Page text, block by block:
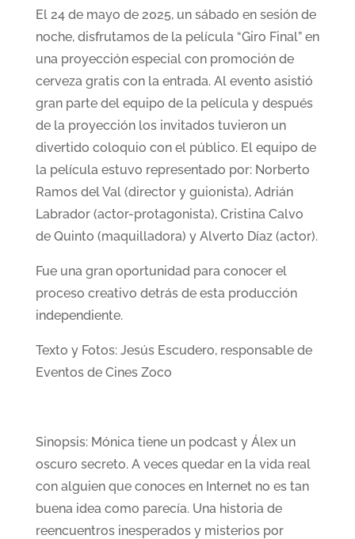
El 24 de mayo de 2025, un sábado en sesión de
noche, disfrutamos de la película “Giro Final” en
una proyección especial con promoción de
cerveza gratis con la entrada. Al evento asistió
gran parte del equipo de la película y después
de la proyección los invitados tuvieron un
divertido coloquio con el público. El equipo de
la película estuvo representado por: Norberto
Ramos del Val (director y guionista), Adrián
Labrador (actor-protagonista), Cristina Calvo
de Quinto (maquilladora) y Alverto Díaz (actor).
Fue una gran oportunidad para conocer el
proceso creativo detrás de esta producción
independiente.
Texto y Fotos: Jesús Escudero, responsable de
Eventos de Cines Zoco
Sinopsis: Mónica tiene un podcast y Álex un
oscuro secreto. A veces quedar en la vida real
con alguien que conoces en Internet no es tan
buena idea como parecía. Una historia de
reencuentros inesperados y misterios por